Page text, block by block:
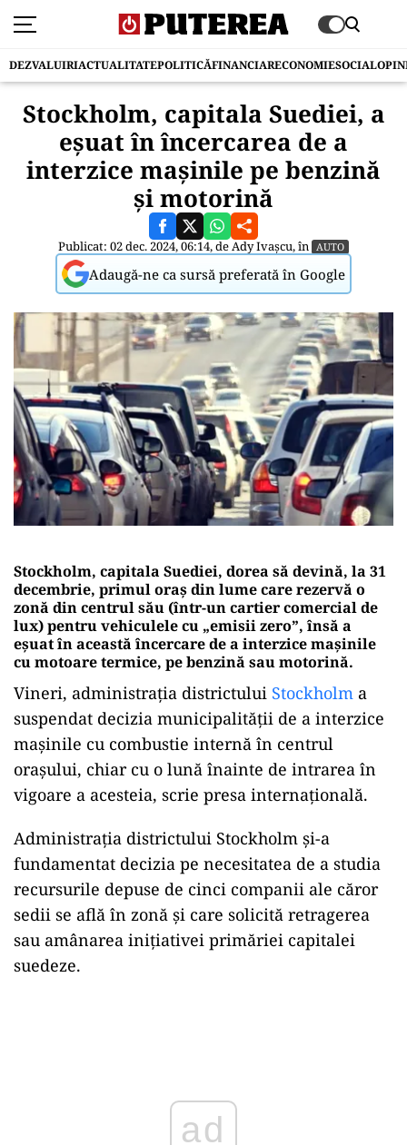
DEZVALUIRIACTUALITATEPOLITICĂFINANCIARECONOMIESOCIAL
Stockholm, capitala Suediei, a
eşuat în încercarea de a
interzice maşinile pe benzină
şi motorină
Publicat: 02 dec. 2024, 06:14, deAdy Ivașcu, în AUTO
Adaugă-ne ca sursă preferată în Google
Stockholm, capitala Suediei, dorea să devină, la 31
decembrie, primul oraș din lume care rezervă o
zonă din centrul său (într-un cartier comercial de
lux) pentru vehiculele cu „emisii zero”, însă a
eşuat în această încercare de a interzice maşinile
cu motoare termice, pe benzină sau motorină.
Vineri, administraţia districtului Stockholm a
suspendat decizia municipalității de a interzice
mașinile cu combustie internă în centrul
orașului, chiar cu o lună înainte de intrarea în
vigoare a acesteia, scrie presa internaţională.
Administrația districtului Stockholm și-a
fundamentat decizia pe necesitatea de a studia
recursurile depuse de cinci companii ale căror
sedii se află în zonă și care solicită retragerea
sau amânarea inițiativei primăriei capitalei
suedeze.